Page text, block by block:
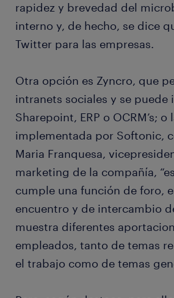
rapidez y brevedad del
interno y, de hecho, se dice
Twitter para las empresas.
Otra opción es Zyncro, que
intranets sociales y se puede
Sharepoint, ERP o OCRM’s; o
implementada por Softonic,
Maria Franquesa,
marketing de la compañía,
cumple una función de foro,
encuentro y de intercambio
muestra diferentes
empleados, tanto de temas
el trabajo como de temas